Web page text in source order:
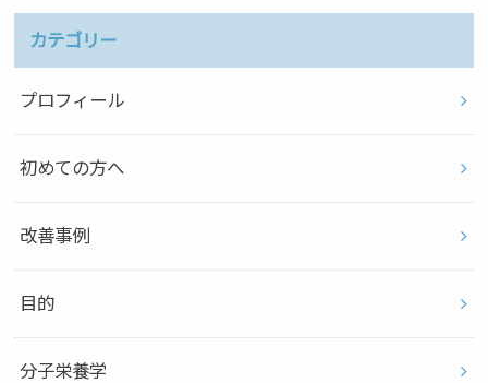
カテゴリー
プロフィール
初めての方へ
改善事例
目的
分子栄養学